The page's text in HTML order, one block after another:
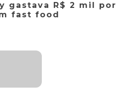
gastava R$ 2 mil por
fast food